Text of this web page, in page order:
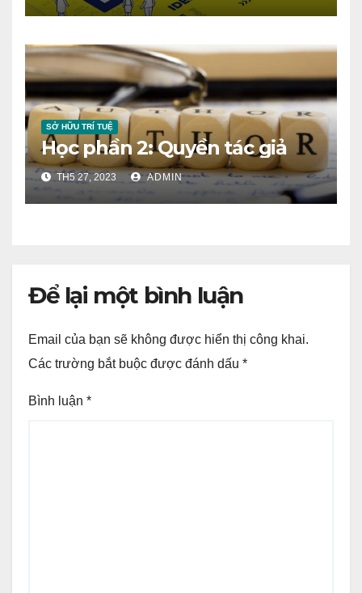
SỞ HỮU TRÍ TUỆ
Học phần 2: Quyền tác giả
TH5 27, 2023 ADMIN
Để lại một bình luận
Email của bạn sẽ không được hiển thị công khai.
Các trường bắt buộc được đánh dấu *
Bình luận *